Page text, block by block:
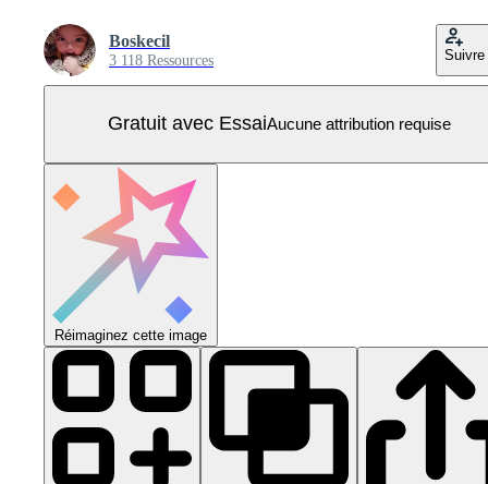
Boskecil
3 118 Ressources Suivre
Gratuit avec EssaiAucune attribution requise
Réimaginez cette image